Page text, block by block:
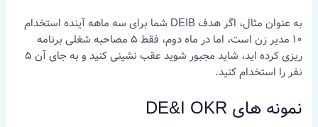
به عنوان مثال، اگر هدف DEIB شما برای سه ماهه آینده استخدام
10 مدیر زن است، اما در ماه دوم، فقط 5 مصاحبه شغلی برنامه
ریزی کرده اید، شاید مجبور شوید عقب نشینی کنید و به جای آن 5
نفر را استخدام کنید.
نمونه های DE&I OKR